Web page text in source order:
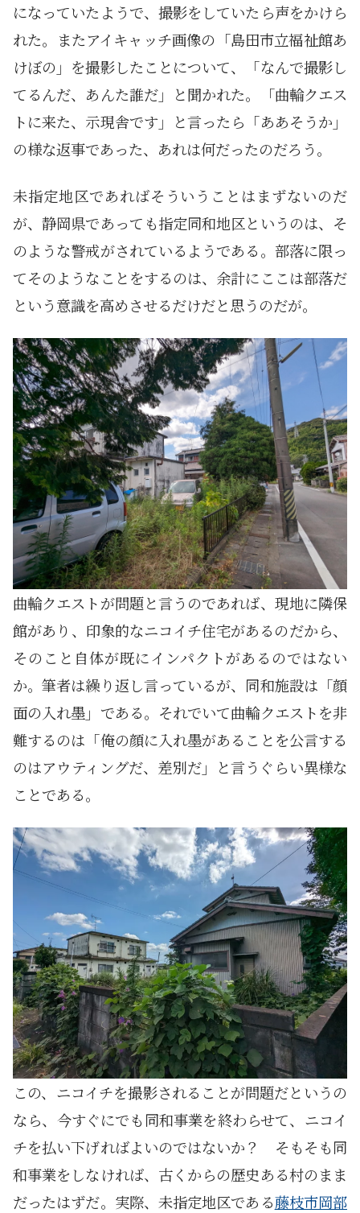
になっていたようで、撮影をしていたら声をかけら
れた。またアイキャッチ画像の「島田市立福祉館あ
けぼの」を撮影したことについて、「なんで撮影し
てるんだ、あんた誰だ」と聞かれた。「曲輪クエス
トに来た、示現舎です」と言ったら「ああそうか」
の様な返事であった、あれは何だったのだろう。
未指定地区であればそういうことはまずないのだ
が、静岡県であっても指定同和地区というのは、そ
のような警戒がされているようである。部落に限っ
てそのようなことをするのは、余計にここは部落だ
という意識を高めさせるだけだと思うのだが。
曲輪クエストが問題と言うのであれば、現地に隣保
館があり、印象的なニコイチ住宅があるのだから、
そのこと自体が既にインパクトがあるのではない
か。筆者は繰り返し言っているが、同和施設は「顔
面の入れ墨」である。それでいて曲輪クエストを非
難するのは「俺の顔に入れ墨があることを公言する
のはアウティングだ、差別だ」と言うぐらい異様な
ことである。
この、ニコイチを撮影されることが問題だというの
なら、今すぐにでも同和事業を終わらせて、ニコイ
チを払い下げればよいのではないか？ そもそも同
和事業をしなければ、古くからの歴史ある村のまま
だったはずだ。実際、未指定地区である藤枝市岡部